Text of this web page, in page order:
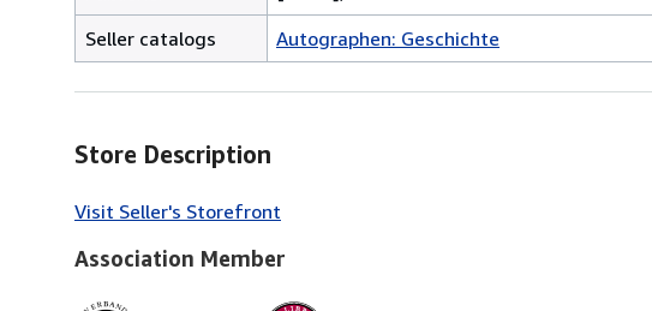
Seller catalogs
Autographen: Geschichte
Store Description
Visit Seller's Storefront
Association Member